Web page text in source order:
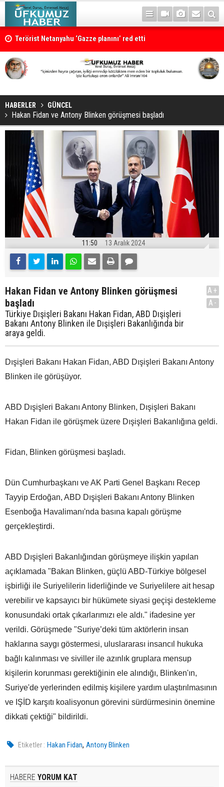
Terörist Netanyahu ‘Gazze planını’ red etti
HABERLER GÜNCEL
Hakan Fidan ve Antony Blinken görüşmesi başladı
11:50 13 Aralık 2024
Hakan Fidan ve Antony Blinken görüşmesi
başladı
Türkiye Dışişleri Bakanı Hakan Fidan, ABD Dışişleri
Bakanı Antony Blinken ile Dışişleri Bakanlığında bir
araya geldi.
A+
A-
Dışişleri Bakanı Hakan Fidan, ABD Dışişleri Bakanı Antony
Blinken ile görüşüyor.
ABD Dışişleri Bakanı Antony Blinken, Dışişleri Bakanı
Hakan Fidan ile görüşmek üzere Dışişleri Bakanlığına geldi.
Fidan, Blinken görüşmesi başladı.
Dün Cumhurbaşkanı ve AK Parti Genel Başkanı Recep
Tayyip Erdoğan, ABD Dışişleri Bakanı Antony Blinken
Esenboğa Havalimanı'nda basına kapalı görüşme
gerçekleştirdi.
ABD Dışişleri Bakanlığından görüşmeye ilişkin yapılan
açıklamada "Bakan Blinken, güçlü ABD-Türkiye bölgesel
işbirliği ile Suriyelilerin liderliğinde ve Suriyelilere ait hesap
verebilir ve kapsayıcı bir hükümete siyasi geçişi destekleme
konusundaki ortak çıkarlarımızı ele aldı." ifadesine yer
verildi. Görüşmede "Suriye’deki tüm aktörlerin insan
haklarına saygı göstermesi, uluslararası insancıl hukuka
bağlı kalınması ve siviller ile azınlık gruplara mensup
kişilerin korunması gerektiğinin ele alındığı, Blinken'ın,
Suriye'de yerlerinden edilmiş kişilere yardım ulaştırılmasının
ve IŞİD karşıtı koalisyonun görevini sürdürmesinin önemine
dikkati çektiği" bildirildi.
Etiketler : Hakan Fidan,Antony Blinken
HABERE YORUM KAT